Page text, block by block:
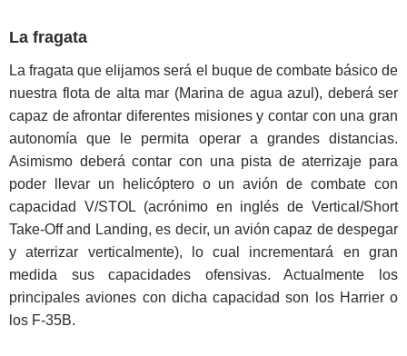
La fragata
La fragata que elijamos será el buque de combate básico de
nuestra flota de alta mar (Marina de agua azul), deberá ser
capaz de afrontar diferentes misiones y contar con una gran
autonomía que le permita operar a grandes distancias.
Asimismo deberá contar con una pista de aterrizaje para
poder llevar un helicóptero o un avión de combate con
capacidad V/STOL (acrónimo en inglés de Vertical/Short
Take-Off and Landing, es decir, un avión capaz de despegar
y aterrizar verticalmente), lo cual incrementará en gran
medida sus capacidades ofensivas. Actualmente los
principales aviones con dicha capacidad son los Harrier o
los F-35B.